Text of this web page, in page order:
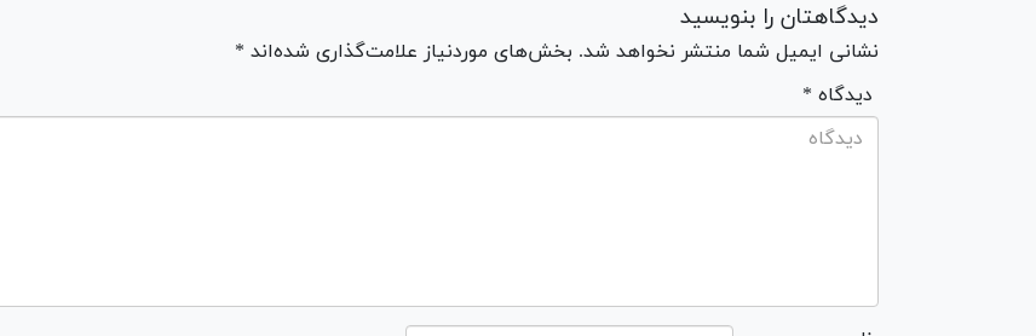
دیدگاهتان را بنویسید
نشانی ایمیل شما منتشر نخواهد شد. بخش‌های موردنیاز علامت‌گذاری شده‌اند *
* دیدگاه